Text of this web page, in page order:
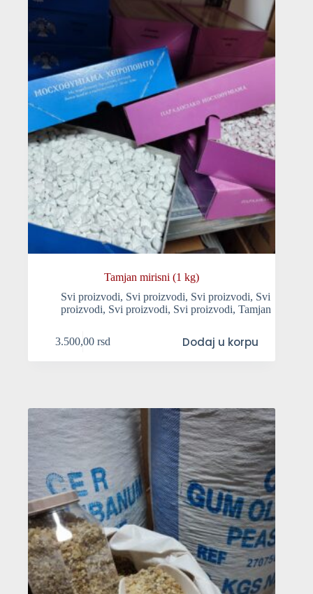
Tamjan mirisni (1 kg)
Svi proizvodi, Svi proizvodi, Svi proizvodi, Svi
proizvodi, Svi proizvodi, Svi proizvodi, Tamjan
3.500,00rsd Dodaj u korpu